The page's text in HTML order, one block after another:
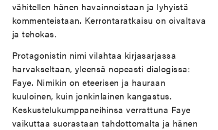
vähitellen hänen havainnoistaan ja lyhyistä
kommenteistaan. Kerrontaratkaisu on oivaltava
ja tehokas.
Protagonistin nimi vilahtaa kirjasarjassa
harvakseltaan, yleensä nopeasti dialogissa:
Faye. Nimikin on eteerisen ja hauraan
kuuloinen, kuin jonkinlainen kangastus.
Keskustelukumppaneihinsa verrattuna Faye
vaikuttaa suorastaan tahdottomalta ja hänen